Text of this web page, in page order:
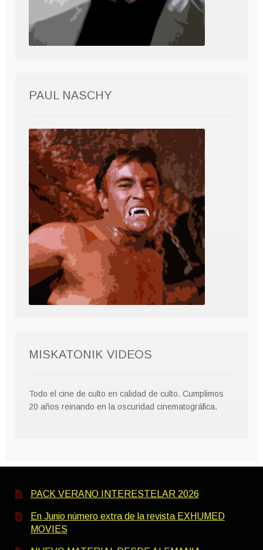
PAUL NASCHY
MISKATONIK VIDEOS
Todo el cine de culto en calidad de culto. Cumplimos
20 años reinando en la oscuridad cinematográfica.
PACK VERANO INTERESTELAR 2026
En Junio número extra de la revista EXHUMED
MOVIES